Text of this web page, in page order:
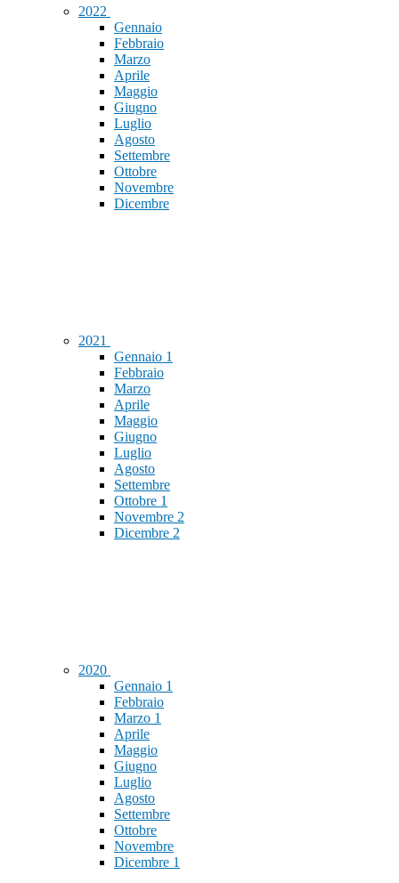
2022
Gennaio
Febbraio
Marzo
Aprile
Maggio
Giugno
Luglio
Agosto
Settembre
Ottobre
Novembre
Dicembre
2021
Gennaio 1
Febbraio
Marzo
Aprile
Maggio
Giugno
Luglio
Agosto
Settembre
Ottobre 1
Novembre 2
Dicembre 2
2020
Gennaio 1
Febbraio
Marzo 1
Aprile
Maggio
Giugno
Luglio
Agosto
Settembre
Ottobre
Novembre
Dicembre 1